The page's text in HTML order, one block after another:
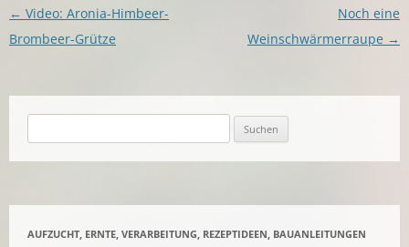
Beitragsnavigation
← Video: Aronia-Himbeer-
Brombeer-Grütze
Noch eine
Weinschwärmerraupe →
nach:
AUFZUCHT, ERNTE, VERARBEITUNG, REZEPTIDEEN, BAUANLEITUNGEN